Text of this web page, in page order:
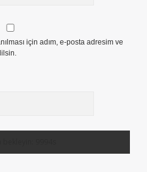
için adım, e-posta adresim ve